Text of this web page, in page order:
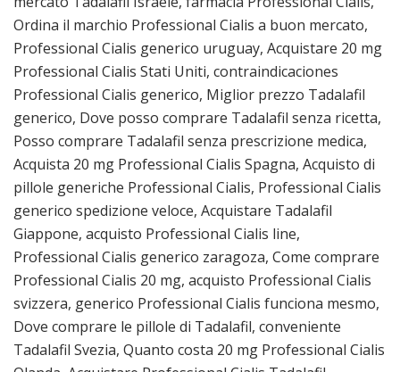
Ordina il marchio Professional Cialis a buon mercato,
Professional Cialis generico uruguay, Acquistare 20 mg
Professional Cialis Stati Uniti, contraindicaciones
Professional Cialis generico, Miglior prezzo Tadalafil
generico, Dove posso comprare Tadalafil senza ricetta,
Posso comprare Tadalafil senza prescrizione medica,
Acquista 20 mg Professional Cialis Spagna, Acquisto di
pillole generiche Professional Cialis, Professional Cialis
generico spedizione veloce, Acquistare Tadalafil
Giappone, acquisto Professional Cialis line,
Professional Cialis generico zaragoza, Come comprare
Professional Cialis 20 mg, acquisto Professional Cialis
svizzera, generico Professional Cialis funciona mesmo,
Dove comprare le pillole di Tadalafil, conveniente
Tadalafil Svezia, Quanto costa 20 mg Professional Cialis